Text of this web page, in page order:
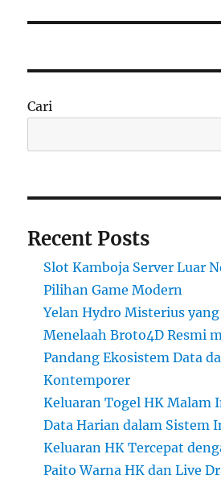
Cari
Recent Posts
Slot Kamboja Server Luar
Pilihan Game Modern
Yelan Hydro Misterius
Menelaah Broto4D Resmi
Pandang Ekosistem Data
Kontemporer
Keluaran Togel HK Malam
Data Harian dalam Sistem
Keluaran HK Tercepat
Paito Warna HK dan Live